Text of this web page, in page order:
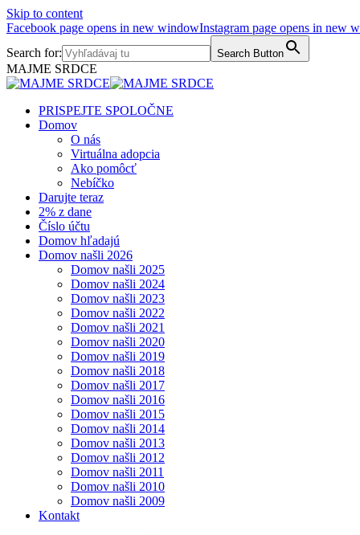
Skip to content
Facebook page opens in new windowInstagram page opens in new
Search for:
Search Button
MAJME SRDCE
PRISPEJTE SPOLOČNE
Domov
O nás
Virtuálna adopcia
Ako pomôcť
Nebíčko
Darujte teraz
2% z dane
Číslo účtu
Domov hľadajú
Domov našli 2026
Domov našli 2025
Domov našli 2024
Domov našli 2023
Domov našli 2022
Domov našli 2021
Domov našli 2020
Domov našli 2019
Domov našli 2018
Domov našli 2017
Domov našli 2016
Domov našli 2015
Domov našli 2014
Domov našli 2013
Domov našli 2012
Domov našli 2011
Domov našli 2010
Domov našli 2009
Kontakt